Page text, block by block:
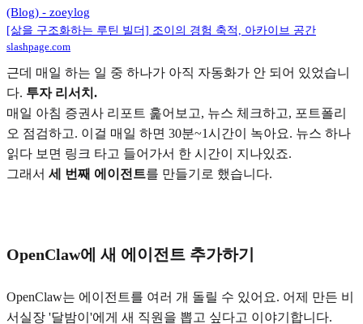
(Blog) - zoeylog
[삶을 구조화하는 루틴 빌더] 조이의 경험 축적, 아카이브 공간
slashpage.com
근데 매일 하는 일 중 하나가 아직 자동화가 안 되어 있었습니
다. 투자 리서치.
매일 아침 증권사 리포트 훑어보고, 뉴스 체크하고, 포트폴리
오 점검하고. 이걸 매일 하면 30분~1시간이 녹아요. 뉴스 하나
읽다 보면 링크 타고 들어가서 한 시간이 지나있죠.
그래서 세 번째 에이전트를 만들기로 했습니다.
OpenClaw에 새 에이전트 추가하기
OpenClaw는 에이전트를 여러 개 돌릴 수 있어요. 어제 만든 비
서실장 '달밤이'에게 새 직원을 뽑고 싶다고 이야기합니다.